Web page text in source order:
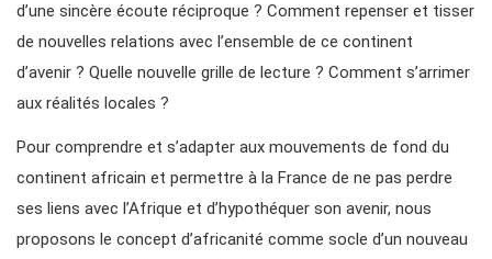
d’une sincère écoute réciproque ? Comment repenser et tisser
de nouvelles relations avec l’ensemble de ce continent
d’avenir ? Quelle nouvelle grille de lecture ? Comment s’arrimer
aux réalités locales ?
Pour comprendre et s’adapter aux mouvements de fond du
continent africain et permettre à la France de ne pas perdre
ses liens avec l’Afrique et d’hypothéquer son avenir, nous
proposons le concept d’africanité comme socle d’un nouveau